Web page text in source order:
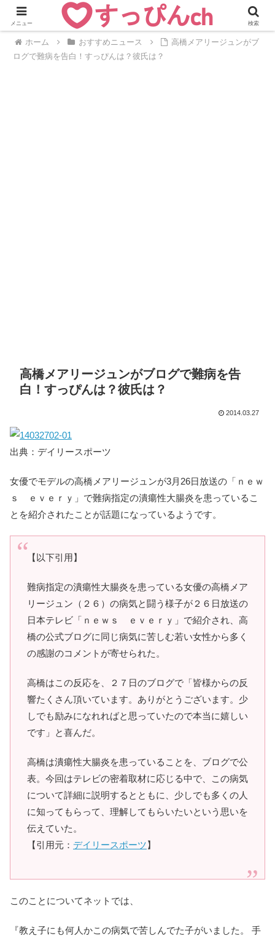
ホーム おすすめニュース
高橋メアリージュンがブ
ログで難病を告白！すっぴんは？彼氏は？
高橋メアリージュンがブログで難病を告
白！すっぴんは？彼氏は？
2014.03.27
出典：デイリースポーツ
女優でモデルの高橋メアリージュンが3月26日放送の「ｎｅｗ
ｓ ｅｖｅｒｙ」で難病指定の潰瘍性大腸炎を患っているこ
とを紹介されたことが話題になっているようです。
【以下引用】
難病指定の潰瘍性大腸炎を患っている女優の高橋メア
リージュン（２６）の病気と闘う様子が２６日放送の
日本テレビ「ｎｅｗｓ ｅｖｅｒｙ」で紹介され、高
橋の公式ブログに同じ病気に苦しむ若い女性から多く
の感謝のコメントが寄せられた。
高橋はこの反応を、２７日のブログで「皆様からの反
響たくさん頂いています。ありがとうございます。少
しでも励みになれればと思っていたので本当に嬉しい
です」と喜んだ。
高橋は潰瘍性大腸炎を患っていることを、ブログで公
表。今回はテレビの密着取材に応じる中で、この病気
について詳細に説明するとともに、少しでも多くの人
に知ってもらって、理解してもらいたいという思いを
伝えていた。
【引用元： デイリースポーツ】
このことについてネットでは、
『教え子にも何人かこの病気で苦しんでた子がいました。 手
メニュー 検索